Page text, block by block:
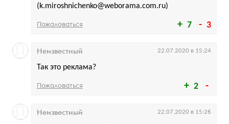
7 3
(k.miroshnichenko@weborama.com.ru)
Пожаловаться
2
Так это реклама?
Неизвестный 22.07.2020 в 15:24
Пожаловаться
Неизвестный 22.07.2020 в 15:26